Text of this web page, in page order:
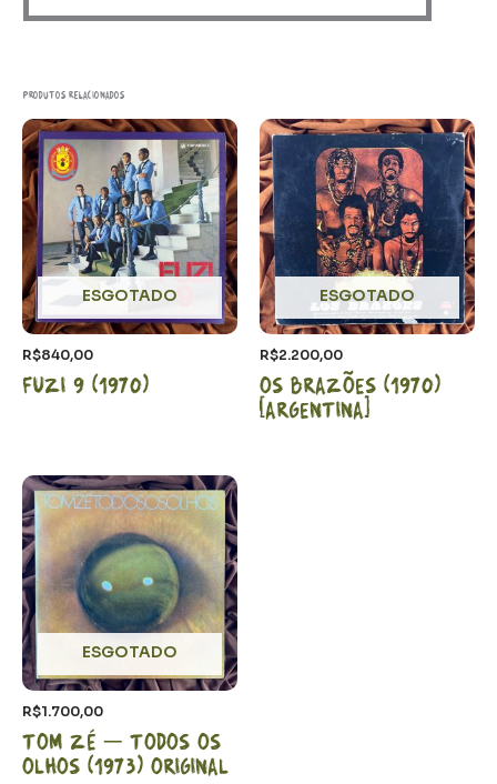
Produtos relacionados
ESGOTADO
R$840,00
Fuzi 9 (1970)
ESGOTADO
R$2.200,00
Os Brazões (1970)
[Argentina]
ESGOTADO
R$1.700,00
Tom Zé – Todos os
olhos (1973) Original